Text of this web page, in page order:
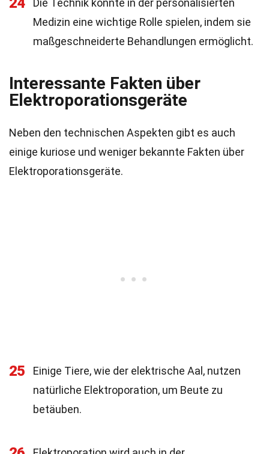
Die Technik könnte in der personalisierten
Medizin eine wichtige Rolle spielen, indem sie
maßgeschneiderte Behandlungen ermöglicht.
Interessante Fakten über
Elektroporationsgeräte
Neben den technischen Aspekten gibt es auch
einige kuriose und weniger bekannte Fakten über
Elektroporationsgeräte.
25
Einige Tiere, wie der elektrische Aal, nutzen
natürliche Elektroporation, um Beute zu
betäuben.